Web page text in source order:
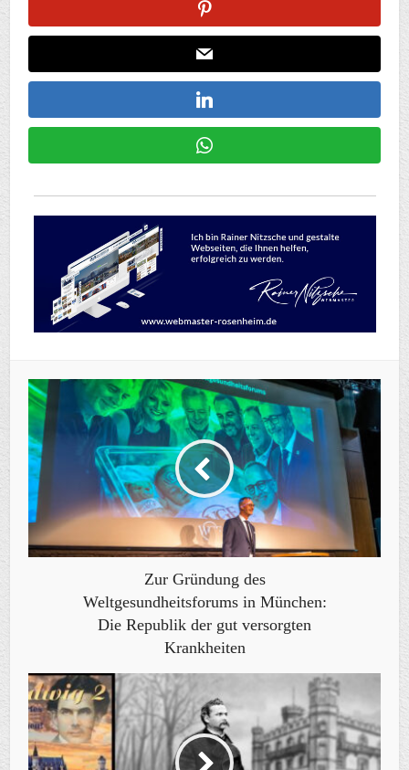
Zur Gründung des
Weltgesundheitsforums in München:
Die Republik der gut versorgten
Krankheiten